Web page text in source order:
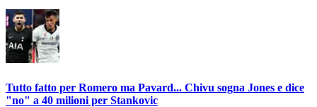
Tutto fatto per Romero ma Pavard... Chivu sogna Jones e dice
"no" a 40 milioni per Stankovic